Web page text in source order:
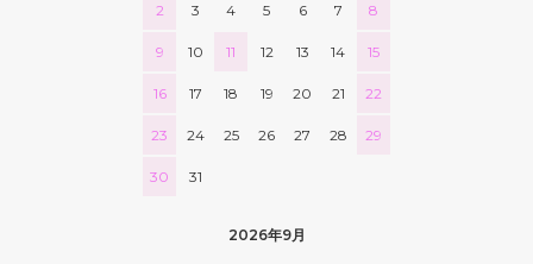
2 3 4 5 6 7 8
9 10 11 12 13 14 15
16 17 18 19 20 21 22
23 24 25 26 27 28 29
30 31
2026年9月